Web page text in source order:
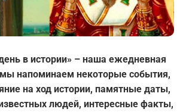
в истории» – наша ежедневная
напоминаем некоторые события,
на ход истории, памятные даты,
людей, интересные факты,